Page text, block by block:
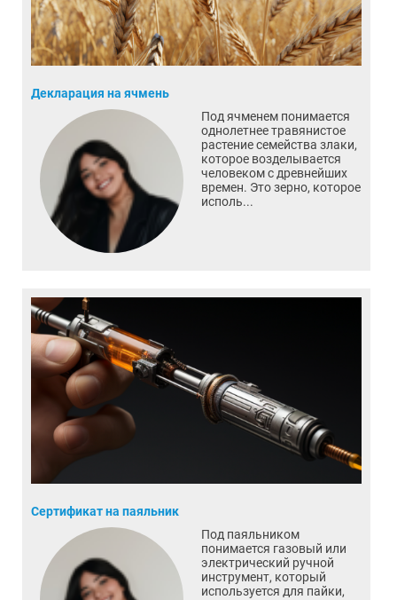
Декларация на ячмень
Под ячменем понимается
однолетнее травянистое
растение семейства злаки,
которое возделывается
человеком с древнейших
времен. Это зерно, которое
исполь...
Сертификат на паяльник
Под паяльником
понимается газовый или
электрический ручной
инструмент, который
используется для пайки,